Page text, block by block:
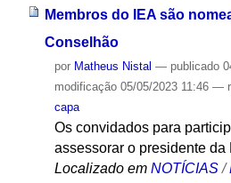
Membros do IEA são
Conselhão
por Matheus Nistal — publicado
modificação05/05/2023 11:46 —
capa
Os convidados para
assessorar o presidente da
Localizado em NOTÍCIAS /